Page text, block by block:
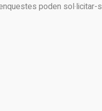
poden sol·licitar-